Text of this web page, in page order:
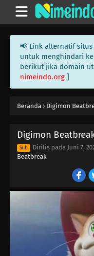
📢 Link alternatif
untuk menghindari
berikut jika domain
nimeindo.org ]
Beranda › Digimon
Digimon
Sub Dirilis pada Juni 7,
Beatbreak
40 Episode 40